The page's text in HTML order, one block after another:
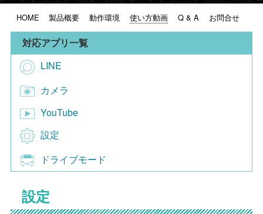
HOME 製品概要 動作環境 使い方動画 Q & A お問合せ
対応アプリ一覧
LINE
カメラ
YouTube
設定
ドライブモード
設定